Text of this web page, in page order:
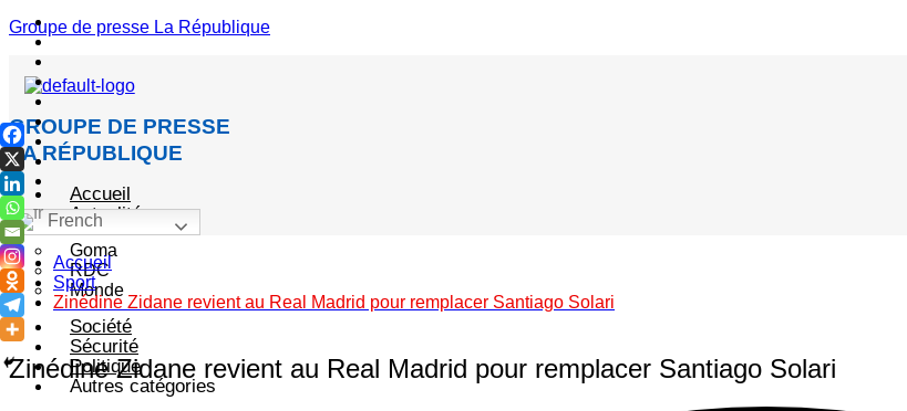
Groupe de presse La République
GROUPE DE PRESSE
LA RÉPUBLIQUE
Accueil
Actualité
Goma
RDC
Monde
Société
Sécurité
Politique
Autres catégories
Menu
French
Accueil
Sport
Zinédine Zidane revient au Real Madrid pour remplacer Santiago Solari
Zinédine Zidane revient au Real Madrid pour remplacer Santiago Solari